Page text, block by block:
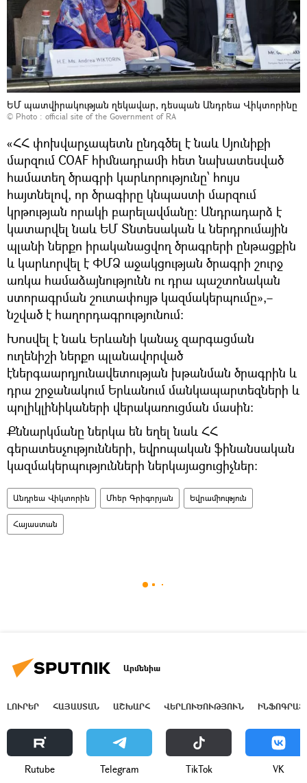
ԵՄ պատվիրակության ղեկավար, դեսպան Անդրեա Վիկտորինը
© Photo : official site of the Government of RA
«ՀՀ փոխվարչապետն ընդգծել է նաև Սյունիքի
մարզում COAF հիմնադրամի հետ նախատեսված
համատեղ ծրագրի կարևորությունը՝ հույս
հայտնելով, որ ծրագիրը կնպաստի մարզում
կրթության որակի բարելավմանը: Անդրադարձ է
կատարվել նաև ԵՄ Տնտեսական և ներդրումային
պլանի ներքո իրականացվող ծրագրերի ընթացքին
և կարևորվել է ՓՄՁ աջակցության ծրագրի շուրջ
առկա համաձայնությունն ու դրա պաշտոնական
ստորագրման շուտափույթ կազմակերպումը»,–
նշված է հաղորդագրությունում:
Խոսվել է նաև Երևանի կանաչ զարգացման
ուղենիշի ներքո պլանավորված
էներգաարդյունավետության խթանման ծրագրին և
դրա շրջանակում Երևանում մանկապարտեզների և
պոլիկլինիկաների վերակառուցման մասին:
Քննարկմանը ներկա են եղել նաև ՀՀ
գերատեսչությունների, եվրոպական ֆինանսական
կազմակերպությունների ներկայացուցիչներ:
Անդրեա Վիկտորին Մհեր Գրիգորյան Եվրամիություն
Հայաստան
Արմենիա
ԼՈՒՐԵՐ ՀԱՅԱՍՏԱՆ ԱՇԽԱՐՀ ՎԵՐԼՈՒԾՈՒԹՅՈՒՆ
Rutube Telegram ТikТоk VK